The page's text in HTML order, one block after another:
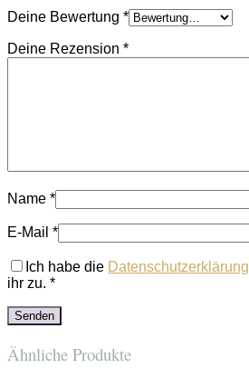
Deine Bewertung *
Deine Rezension *
Name *
E-Mail *
Ich habe die Datenschutzerklärung
ihr zu. *
Ähnliche Produkte